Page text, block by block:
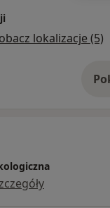
lokalizacje (5)